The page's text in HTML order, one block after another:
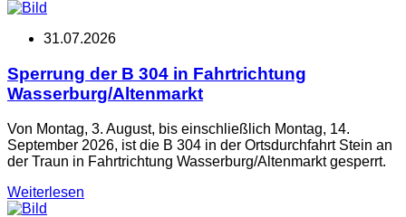
31.07.2026
Sperrung der B 304 in Fahrtrichtung
Wasserburg/Altenmarkt
Von Montag, 3. August, bis einschließlich Montag, 14.
September 2026, ist die B 304 in der Ortsdurchfahrt Stein an
der Traun in Fahrtrichtung Wasserburg/Altenmarkt gesperrt.
Weiterlesen